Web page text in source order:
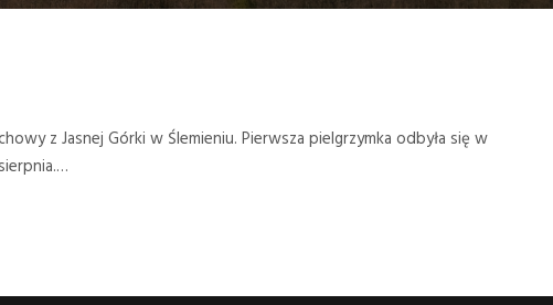
z Jasnej Górki w Ślemieniu. Pierwsza pielgrzymka odbyła się w